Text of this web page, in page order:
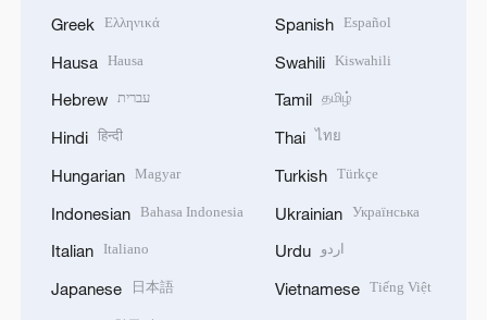
Greek Ελληνικά
Hausa Hausa
Hebrew עברית
Hindi हिन्दी
Hungarian Magyar
Indonesian Bahasa Indonesia
Italian Italiano
Japanese 日本語
Spanish Español
Swahili Kiswahili
Tamil தமிழ்
Thai ไทย
Turkish Türkçe
Ukrainian Українська
Urdu اردو
Vietnamese Tiếng Việt